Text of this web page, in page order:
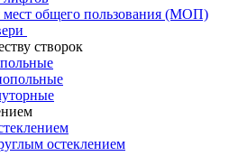
мест общего пользования (МОП)
створок
остеклением